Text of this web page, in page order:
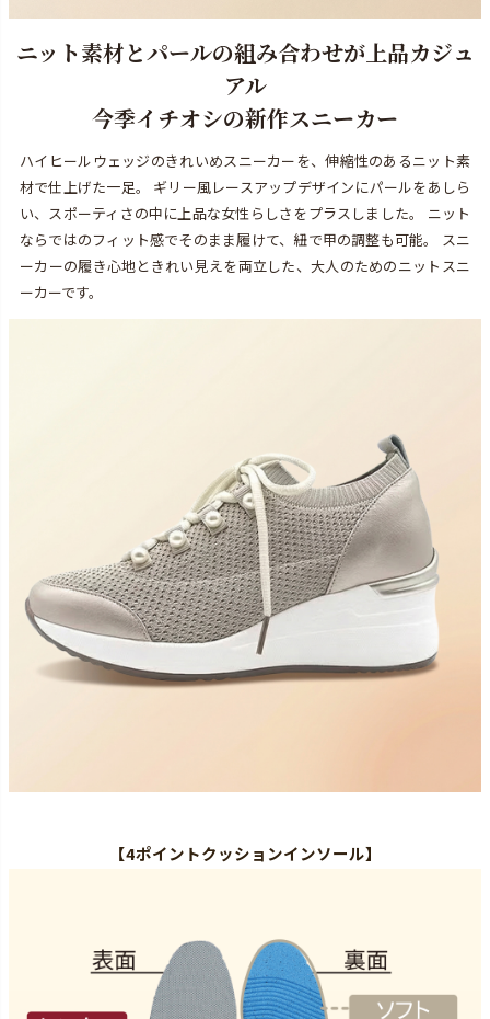
ニット素材とパールの組み合わせが上品カジュ
アル
今季イチオシの新作スニーカー
ハイヒールウェッジのきれいめスニーカーを、伸縮性のあるニット素
材で仕上げた一足。 ギリー風レースアップデザインにパールをあしら
い、スポーティさの中に上品な女性らしさをプラスしました。 ニット
ならではのフィット感でそのまま履けて、紐で甲の調整も可能。 スニ
ーカーの履き心地ときれい見えを両立した、大人のためのニットスニ
ーカーです。
【4ポイントクッションインソール】